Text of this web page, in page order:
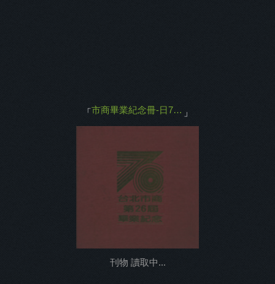
「 市商畢業紀念冊-日70年第26屆 」
刊物 讀取中...